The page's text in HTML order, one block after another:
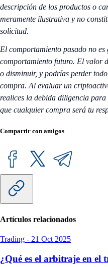
descripción de los productos o
meramente ilustrativa y no
solicitud.
El comportamiento pasado no
comportamiento futuro. El valor
o disminuir, y podrías perder
compra. Al evaluar un
realices la debida diligencia
que cualquier compra será tu
Compartir con amigos
Artículos relacionados
Trading - 21 Oct 2025
¿Qué es el arbitraje en el